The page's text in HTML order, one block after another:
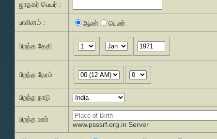
ஜாதகர் பெயர் :
பாலினம் : ஆண் பெண்
பிறந்த தேதி
பிறந்த நேரம்
பிறந்த நாடு
பிறந்த ஊர்
www.psssrf.org.in Server